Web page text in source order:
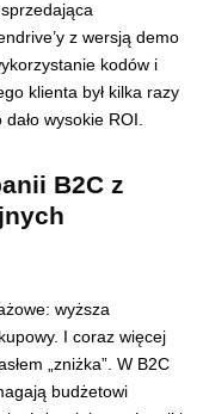
z wersją demo
kodów i
klienta był kilka razy
wysokie ROI.
B2C z
wyższa
I coraz więcej
„zniżka”. W B2C
budżetowi